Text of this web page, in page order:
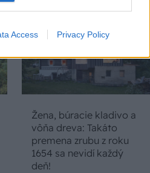
Access Privacy Policy
Žena, búracie kladivo a
vôňa dreva: Takáto
premena zrubu z roku
1654 sa nevidí každý
deň!